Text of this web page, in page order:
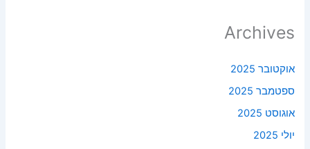
Archives
אוקטובר 2025
ספטמבר 2025
אוגוסט 2025
יולי 2025